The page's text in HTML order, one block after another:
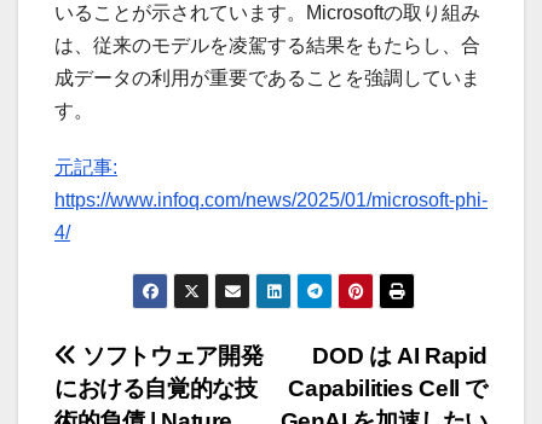
いることが示されています。Microsoftの取り組み
は、従来のモデルを凌駕する結果をもたらし、合
成データの利用が重要であることを強調していま
す。
元記事:
https://www.infoq.com/news/2025/01/microsoft-phi-
4/
投
稿
DOD は AI Rapid
Capabilities Cell で
ソフトウェア開発
における自覚的な技